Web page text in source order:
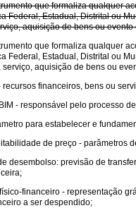
que formaliza qualquer
Federal, Estadual, Distrital ou
aquisição de bens ou
que formaliza qualquer
Federal, Estadual, Distrital ou
aquisição de bens ou
recursos financeiros, bens ou
- responsável pelo processo
para estabelecer e
de preço - parâmetros
desembolso: previsão de
financeiro - representação
a ser despendido;